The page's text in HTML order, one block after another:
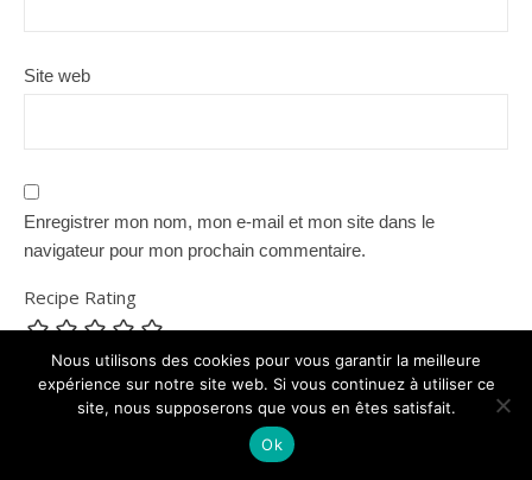
Site web
Enregistrer mon nom, mon e-mail et mon site dans le
navigateur pour mon prochain commentaire.
Recipe Rating
Commentaire
Nous utilisons des cookies pour vous garantir la meilleure
expérience sur notre site web. Si vous continuez à utiliser ce
site, nous supposerons que vous en êtes satisfait.
Ok